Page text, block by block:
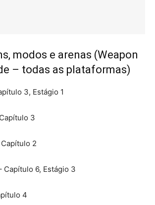
modos e arenas (Weapon
– todas as plataformas)
3, Estágio 1
3
2
Capítulo 6, Estágio 3
4